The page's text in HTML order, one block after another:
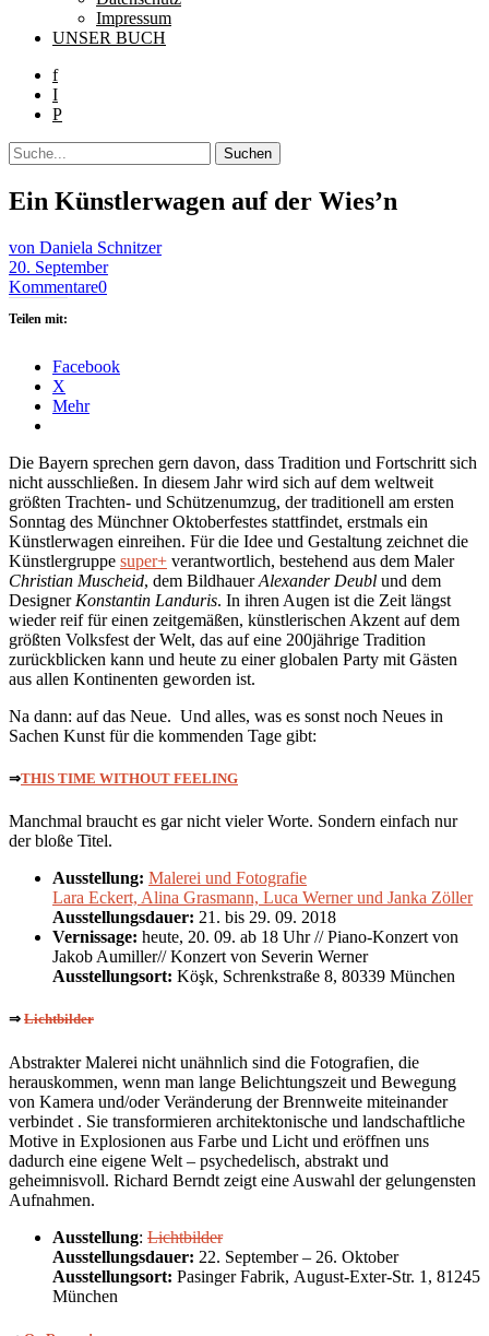
Impressum
UNSER BUCH
f
I
P
Suche
Ein Künstlerwagen auf der Wies’n
von Daniela Schnitzer
20. September
Kommentare0
Teilen mit:
Facebook
X
Mehr
Die Bayern sprechen gern davon, dass Tradition und Fortschritt sich
nicht ausschließen. In diesem Jahr wird sich auf dem weltweit
größten Trachten- und Schützenumzug, der traditionell am ersten
Sonntag des Münchner Oktoberfestes stattfindet, erstmals ein
Künstlerwagen einreihen. Für die Idee und Gestaltung zeichnet die
Künstlergruppe super+ verantwortlich, bestehend aus dem Maler
Christian Muscheid, dem BildhauerAlexander Deubl und dem
Designer Konstantin Landuris. In ihren Augen ist die Zeit längst
wieder reif für einen zeitgemäßen, künstlerischen Akzent auf dem
größten Volksfest der Welt, das auf eine 200jährige Tradition
zurückblicken kann und heute zu einer globalen Party mit Gästen
aus allen Kontinenten geworden ist.
Na dann: auf das Neue. Und alles, was es sonst noch Neues in
Sachen Kunst für die kommenden Tage gibt:
⇒THIS TIME WITHOUT FEELING
Manchmal braucht es gar nicht vieler Worte. Sondern einfach nur
der bloße Titel.
Ausstellung: Malerei und Fotografie
Lara Eckert, Alina Grasmann, Luca Werner und Janka Zöller
Ausstellungsdauer: 21. bis 29. 09. 2018
Vernissage: heute, 20. 09. ab 18 Uhr // Piano-Konzert von
Jakob Aumiller// Konzert von Severin Werner
Ausstellungsort: Köşk, Schrenkstraße 8, 80339 München
⇒ Lichtbilder
Abstrakter Malerei nicht unähnlich sind die Fotografien, die
herauskommen, wenn man lange Belichtungszeit und Bewegung
von Kamera und/oder Veränderung der Brennweite miteinander
verbindet . Sie transformieren architektonische und landschaftliche
Motive in Explosionen aus Farbe und Licht und eröffnen uns
dadurch eine eigene Welt – psychedelisch, abstrakt und
geheimnisvoll. Richard Berndt zeigt eine Auswahl der gelungensten
Aufnahmen.
Ausstellung: Lichtbilder
Ausstellungsdauer: 22. September – 26. Oktober
Ausstellungsort: Pasinger Fabrik, August-Exter-Str. 1, 81245
München